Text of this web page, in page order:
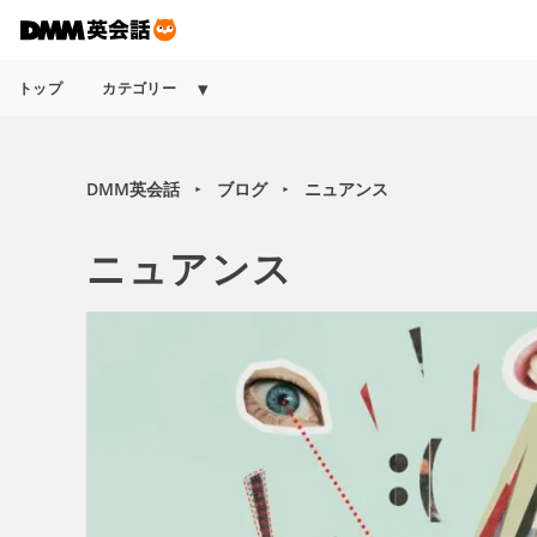
トップ カテゴリー
DMM英会話 ► ブログ ► ニュアンス
ニュアンス